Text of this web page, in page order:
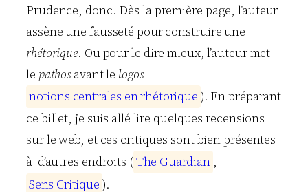
Prudence, donc. Dès la première page, l’auteur
assène une fausseté pour construire une
rhétorique. Ou pour le dire mieux, l’auteur met
le pathosavant le logos
notions centrales enrhétorique ). En préparant
ce billet, je suis allé lire quelques recensions
sur le web, et ces critiques sont bien présentes
à d’autres endroits (The Guardian ,
Sens Critique ).